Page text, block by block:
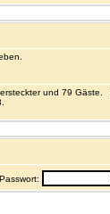
und 79 Gäste.